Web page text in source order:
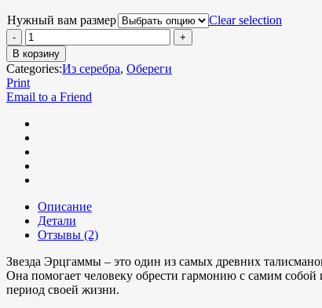
Нужный вам размер Clear selection
В корзину
Categories:Из серебра, Обереги
Print
Email to a Friend
Описание
Детали
Отзывы (2)
Звезда Эрцгаммы – это один из самых древних
Она помогает человеку обрести гармонию с самим
период своей жизни.